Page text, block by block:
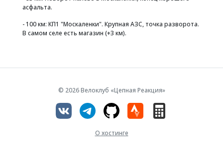
асфальта.
- 100 км: КП1 "Москаленки". Крупная АЗС, точка разворота.
В самом селе есть магазин (+3 км).
© 2026 Велоклуб «Цепная Реакция»
О хостинге